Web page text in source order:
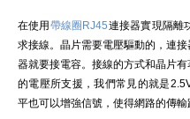
在使用 帶線圈RJ45連接器實現隔離
求接線。晶片需要電壓驅動的，連
器就要接電容。接線的方式和晶片
的電壓所支援，我們常見的就是
平也可以增強信號，使得網路的傳輸